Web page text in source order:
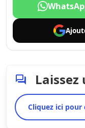
Cliquez ici